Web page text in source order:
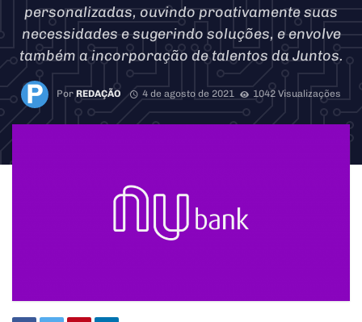
personalizadas, ouvindo proativamente suas
necessidades e sugerindo soluções, e envolve
também a incorporação de talentos da Juntos.
PorREDAÇÃO 4 de agosto de 2021 1042 Visualizações